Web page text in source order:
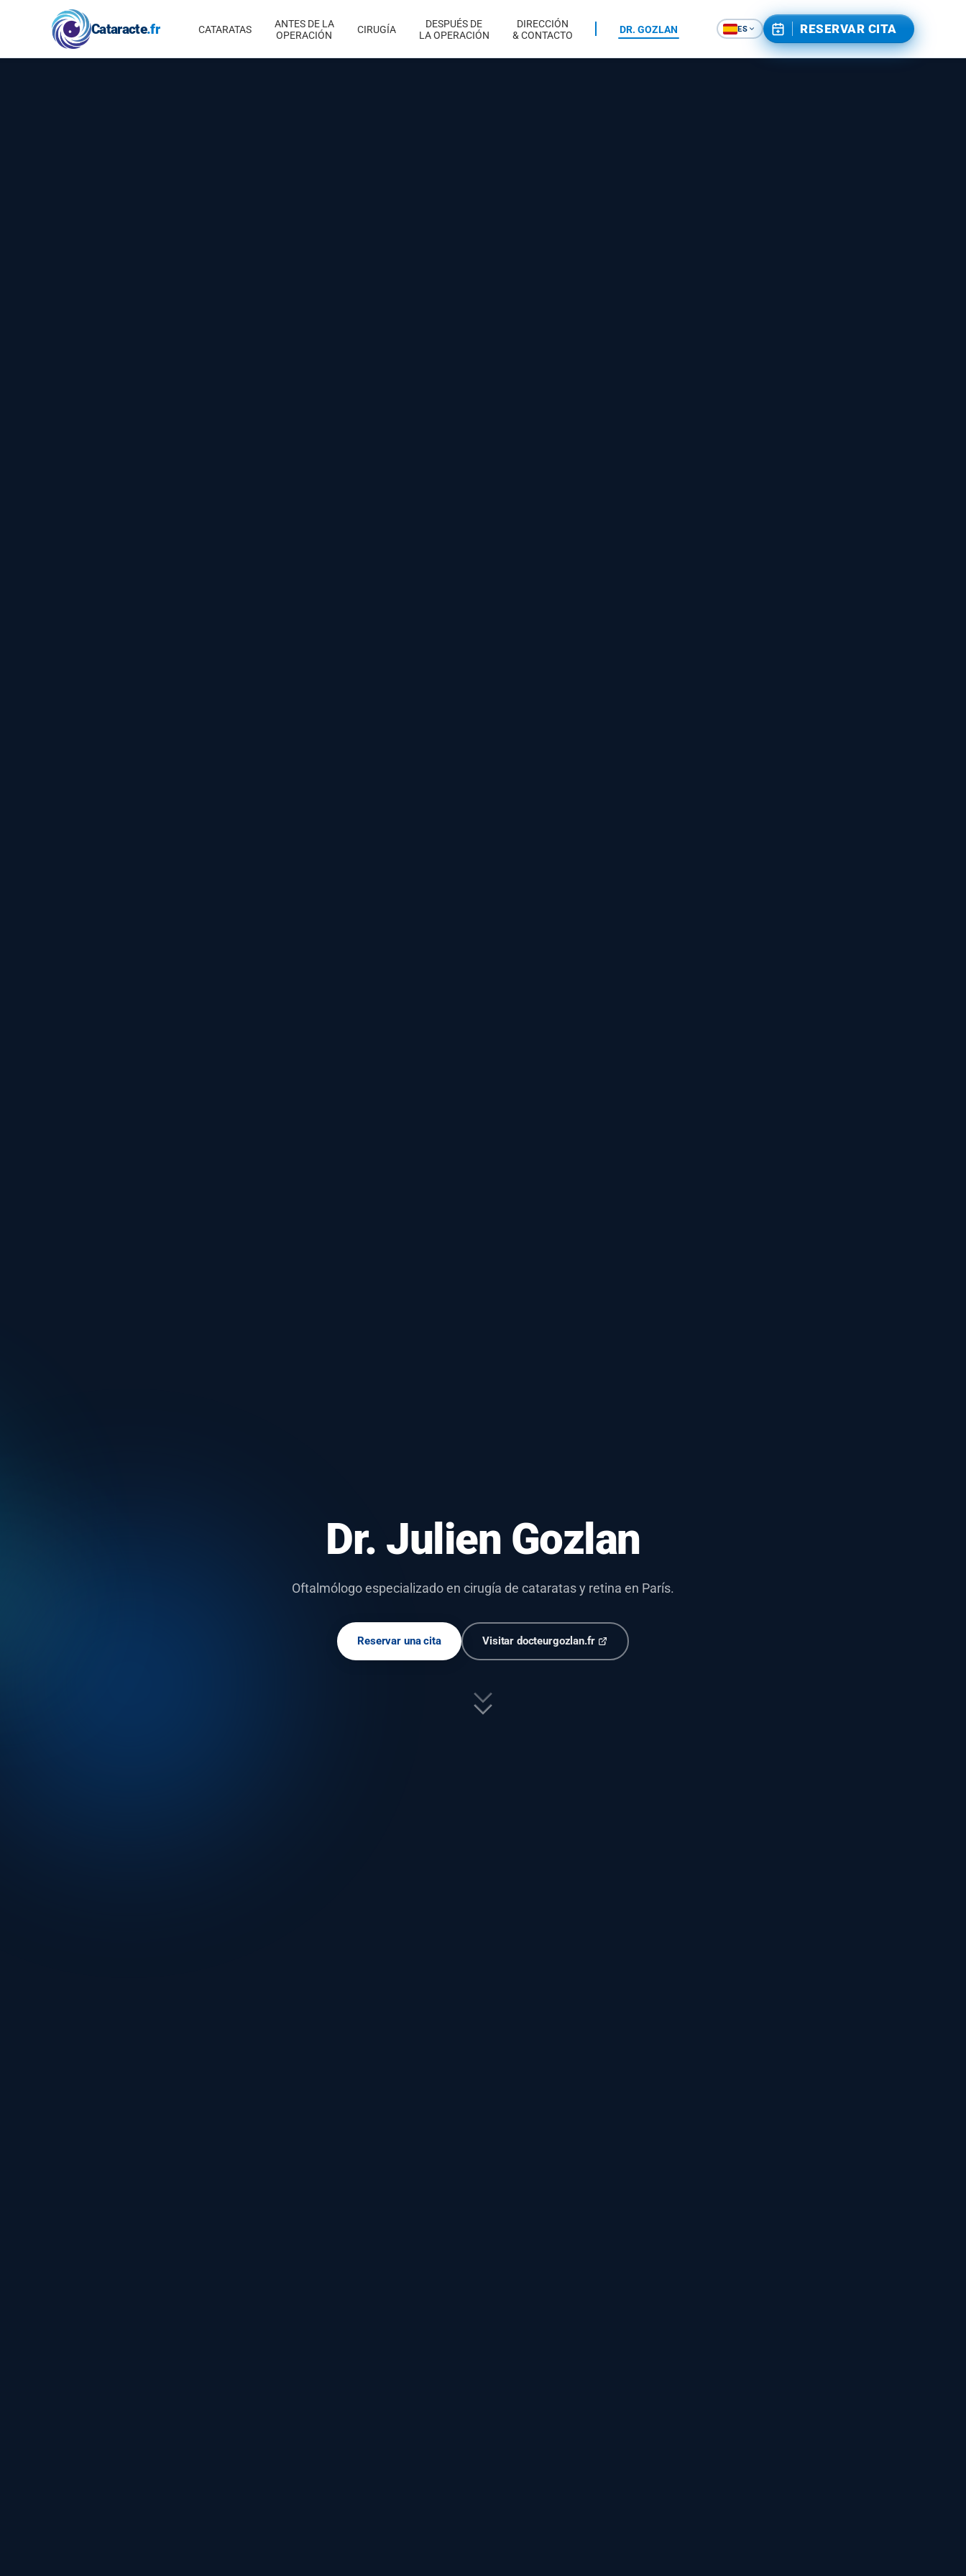
Cataracte.fr CATARATAS
ANTES DE LA
OPERACIÓN
CIRUGÍA
DESPUÉS DE
LA OPERACIÓN
DIRECCIÓN
& CONTACTO
DR. GOZLAN ES RESERVAR CITA
Dr. Julien Gozlan
Oftalmólogo especializado en cirugía de cataratas y retina en París.
Reservar una cita Visitar docteurgozlan.fr